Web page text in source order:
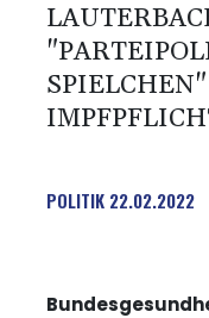
POLITIK 22.02.2022